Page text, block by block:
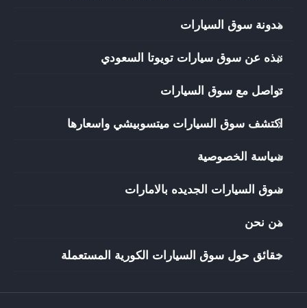
مدونة سوق السيارات
نبذه عن سوق سيارات تويوتا السعودي
تواصل مع سوق السيارات
اكتشف سوق السيارات ميتسوبيشي واسعارها
سياسة الخصوصية
سوق السيارات الجديده بالامارات
من نحن
حقائق حول سوق السيارات الكورية المستعملة